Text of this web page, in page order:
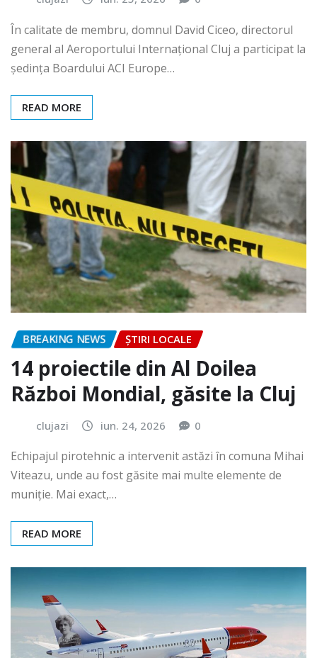
În calitate de membru, domnul David Ciceo, directorul
general al Aeroportului Internațional Cluj a participat la
ședința Boardului ACI Europe…
READ MORE
BREAKING NEWS ȘTIRI LOCALE
14 proiectile din Al Doilea
Război Mondial, găsite la Cluj
clujazi iun. 24, 2026 0
Echipajul pirotehnic a intervenit astăzi în comuna Mihai
Viteazu, unde au fost găsite mai multe elemente de
muniție. Mai exact,…
READ MORE